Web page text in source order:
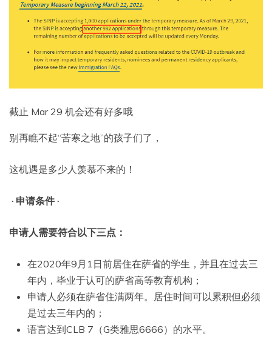
截止 Mar 29 机会还有好多哦
别再瞧不起“苦寒之地”的孩子们了，
这机遇是多少人羡慕不来的！
· 申请条件 ·
申请人需要符合以下三点：
在2020年9月1日前居住在萨省的学生，并且在过去三
年内，毕业于认可的萨省高等教育机构；
申请人必须在萨省住满两年。居住时间可以累积但必须
是过去三年内的；
语言达到CLB 7（G类雅思6666）的水平。